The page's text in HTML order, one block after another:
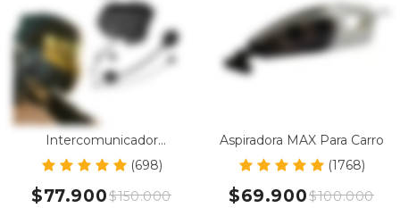
Intercomunicador
Inalámbrico para
Motociclistas
(698)
$77.900$150.000
Aspiradora MAX Para Carro
(1768)
$69.900$100.000